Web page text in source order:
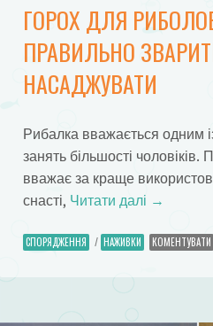
ГОРОХ ДЛЯ
ПРАВИЛЬНО
НАСАДЖУВАТИ
Рибалка вважається одним
занять більшості
вважає за краще
снасті, Читати далі →
СПОРЯДЖЕННЯ / НАЖИВКИ КОМЕНТУВАТИ